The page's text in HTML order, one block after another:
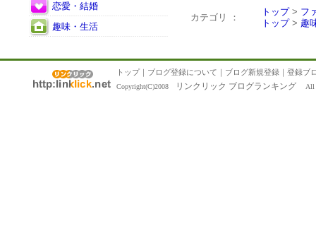
恋愛・結婚
趣味・生活
カテゴリ ：
トップ> フ
トップ> 趣
トップ｜ ブログ登録について ｜ ブログ新規登録 ｜ 登録ブ
Copyright(C)2008 リンクリック ブログランキング All